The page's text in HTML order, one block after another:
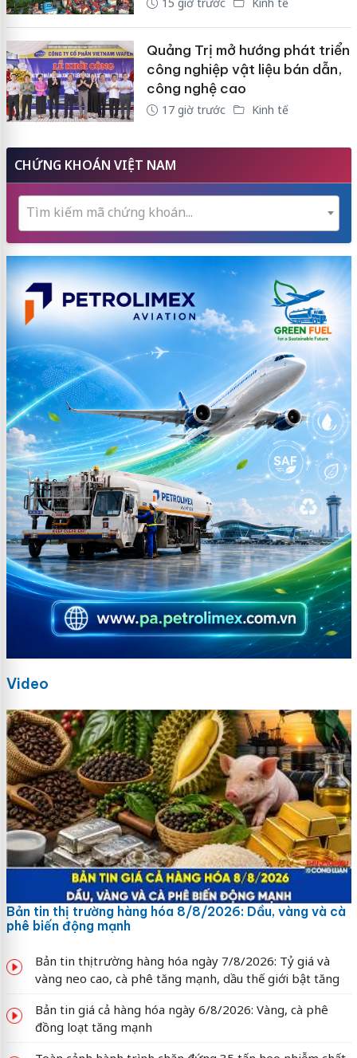
Quảng Trị mở hướng phát triển
công nghiệp vật liệu bán dẫn,
công nghệ cao
17 giờ trước Kinh tế
CHỨNG KHOÁN VIỆT NAM
Tìm kiếm mã chứng khoán...
Video
Bản tin thị trường hàng hóa 8/8/2026: Dầu, vàng và cà
phê biến động mạnh
Bản tin thị trường hàng hóa ngày 7/8/2026: Tỷ giá và
vàng neo cao, cà phê tăng mạnh, dầu thế giới bật tăng
Bản tin giá cả hàng hóa ngày 6/8/2026: Vàng, cà phê
đồng loạt tăng mạnh